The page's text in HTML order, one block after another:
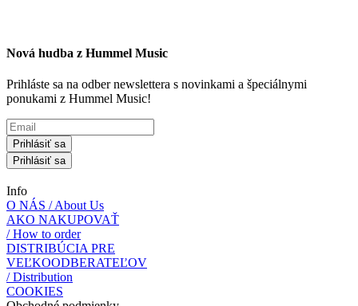
Nová hudba z Hummel Music
Prihláste sa na odber newslettera s novinkami a špeciálnymi
ponukami z Hummel Music!
Prihlásiť sa
Prihlásiť sa
Info
O NÁS / About Us
AKO NAKUPOVAŤ
/ How to order
DISTRIBÚCIA PRE
VEĽKOODBERATEĽOV
/ Distribution
COOKIES